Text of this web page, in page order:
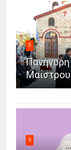
5
6